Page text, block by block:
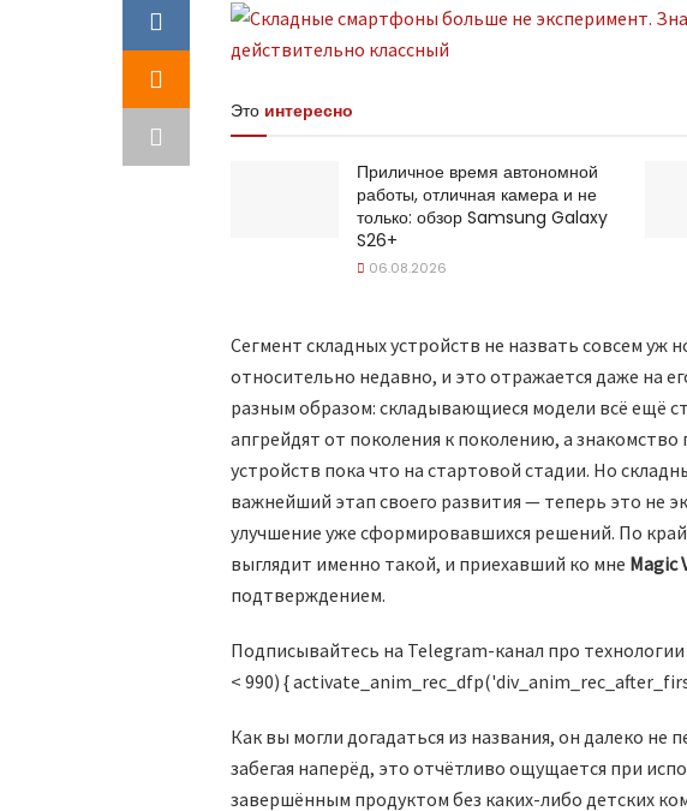
Это интересно
Приличное время автономной
работы, отличная камера и не
только: обзор Samsung Galaxy
S26+
06.08.2026
Сегмент складных устройств не назвать совсем уж
относительно недавно, и это отражается даже на
разным образом: складывающиеся модели всё ещё
апгрейдят от поколения к поколению, а
устройств пока что на стартовой стадии. Но
важнейший этап своего развития — теперь это не
улучшение уже сформировавшихся решений. По
выглядит именно такой, и приехавший ко мне Magic
подтверждением.
Подписывайтесь на Telegram-канал про
< 990) {
Как вы могли догадаться из названия, он далеко не
забегая наперёд, это отчётливо ощущается при
завершённым продуктом без каких-либо детских